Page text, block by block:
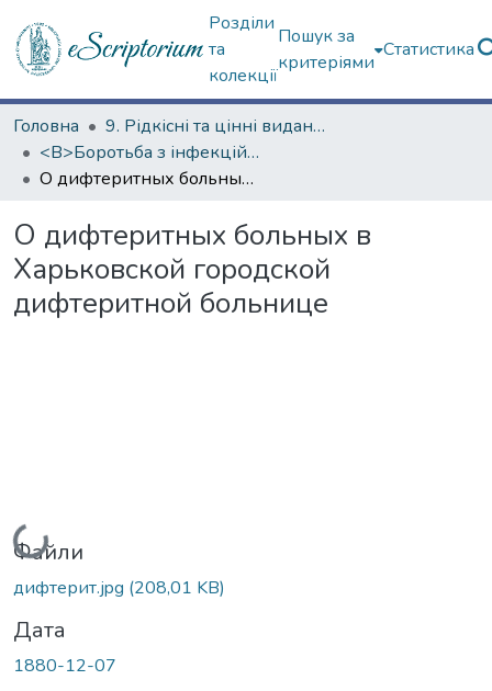
Розділи
та
колекції
Пошук за
критеріями
Статистика
Головна
9. Рідкісні та цінні видання
<B>Боротьба з інфекційними хворобами</B>
О дифтеритных больных в Харьковской городской дифтеритной больнице
О дифтеритных больных в
Харьковской городской
дифтеритной больнице
Вантажиться...
Файли
дифтерит.jpg (208,01 KB)
Дата
1880-12-07